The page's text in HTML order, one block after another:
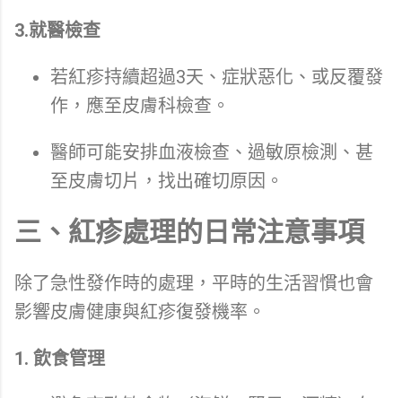
3.就醫檢查
若紅疹持續超過3天、症狀惡化、或反覆發
作，應至皮膚科檢查。
醫師可能安排血液檢查、過敏原檢測、甚
至皮膚切片，找出確切原因。
三、紅疹處理的日常注意事項
除了急性發作時的處理，平時的生活習慣也會
影響皮膚健康與紅疹復發機率。
1. 飲食管理